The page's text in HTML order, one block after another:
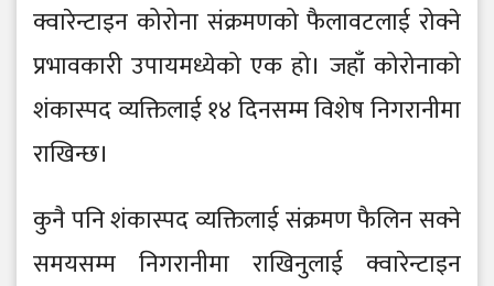
क्वारेन्टाइन कोरोना संक्रमणको फैलावटलाई रोक्ने
प्रभावकारी उपायमध्येको एक हो। जहाँ कोरोनाको
शंकास्पद व्यक्तिलाई १४ दिनसम्म विशेष निगरानीमा
राखिन्छ।
कुनै पनि शंकास्पद व्यक्तिलाई संक्रमण फैलिन सक्ने
समयसम्म निगरानीमा राखिनुलाई क्वारेन्टाइन